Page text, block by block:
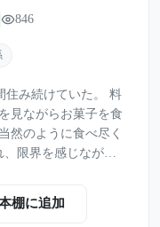
846
み続けていた。 料
見ながらお菓子を食
然のように食べ尽く
限界を感じながら
増えた“何もしない人
棚に追加